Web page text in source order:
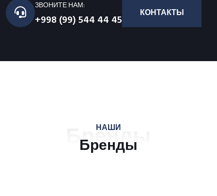
ЗВОНИТЕ НАМ:
+998 (99) 544 44 45
КОНТАКТЫ
НАШИ
Бренды
Бренды